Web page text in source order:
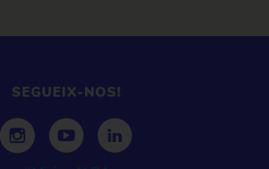
SEGUEIX-NOS!